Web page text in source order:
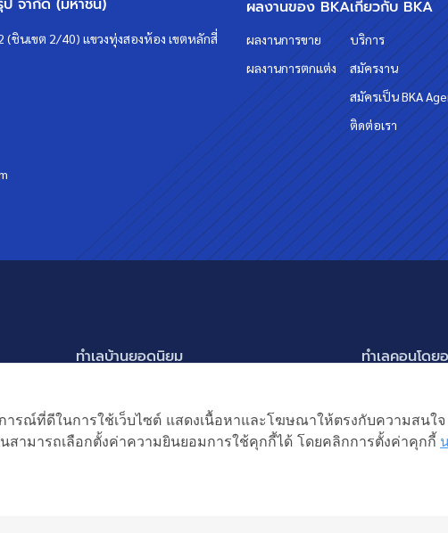
จำกัด (มหาชน)
(ชินเขต 2/40) แขวงทุ่งสองห้อง เขตหลักสี่
ผลงานของ BKA
ผลงานการขาย
ผลงานการตกแต่ง
เกี่ยวกับ BKA
บริการ
สมัครงาน
สมัครเป็น BKA
ติดต่อเรา
ทำเลบ้านยอดนิยม
รามอินทรา-วัชรพล สายไหม-หทัยราษฎร์
บางนา รามคำแหง 2
ทำเลคอนโด
พระราม 9
อ่อนนุช ปุณณวิถี
คำค้นยอดนิยม
สง
ารณ์ที่ดีในการใช้เว็บไซต์ แสดงเนื้อหาและโฆษณาให้ตรงกับความสนใจ
สามารถเลือกตั้งค่าความยินยอมการใช้คุกกี้ได้ โดยคลิกการตั้งค่าคุกกี้